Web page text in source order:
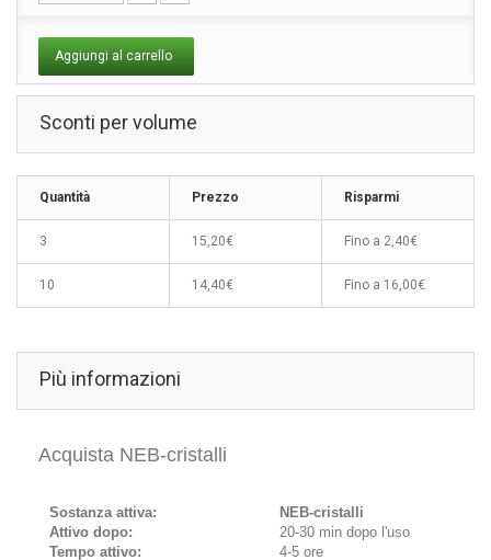
Aggiungi al carrello
Sconti per volume
Quantità Prezzo Risparmi
3 15,20€ Fino a 2,40€
10 14,40€ Fino a 16,00€
Più informazioni
Acquista NEB-cristalli
Sostanza attiva:
Attivo dopo:
Tempo attivo:
NEB-cristalli
20-30 min dopo l'uso
4-5 ore